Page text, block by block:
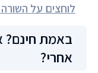
לוחצים על השורה
באמת חינם?
אחרי?